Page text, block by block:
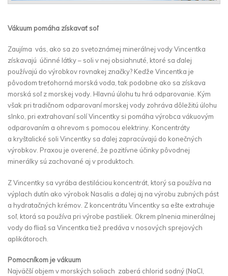
Vákuum pomáha získavať soľ
Zaujíma vás, ako sa zo svetoznámej minerálnej vody Vincentka
získavajú účinné látky – soli v nej obsiahnuté, ktoré sa ďalej
používajú do výrobkov rovnakej značky? Keďže Vincentka je
pôvodom treťohorná morská voda, tak podobne ako sa získava
morská soľ z morskej vody. Hlavnú úlohu tu hrá odparovanie. Kým
však pri tradičnom odparovaní morskej vody zohráva dôležitú úlohu
slnko, pri extrahovaní solí Vincentky si pomáha výrobca vákuovým
odparovaním a ohrevom s pomocou elektriny. Koncentráty
a kryštalické soli Vincentky sa ďalej zapracúvajú do konečných
výrobkov. Praxou je overené, že pozitívne účinky pôvodnej
minerálky sú zachované aj v produktoch.
Z Vincentky sa vyrába destiláciou koncentrát, ktorý sa používa na
výplach dutín ako výrobok Nasalis a ďalej aj na výrobu zubných pást
a hydratačných krémov. Z koncentrátu Vincentky sa ešte extrahuje
soľ, ktorá sa používa pri výrobe pastiliek. Okrem plnenia minerálnej
vody do fliaš sa Vincentka tiež predáva v nosových sprejových
aplikátoroch.
Pomocníkom je vákuum
Najväčší objem v morských soliach zaberá chlorid sodný (NaCl,